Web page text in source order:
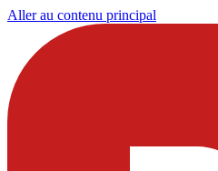
Aller au contenu principal